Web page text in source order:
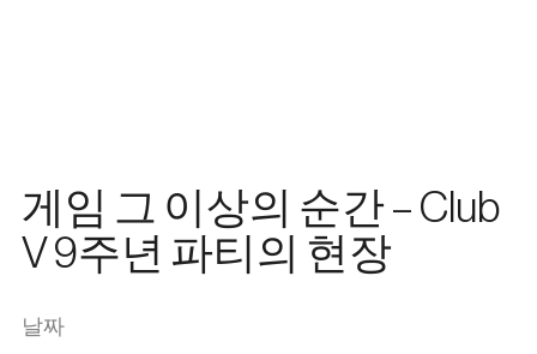
中文
게임 그 이상의 순간 – Club
V 9주년 파티의 현장
날짜